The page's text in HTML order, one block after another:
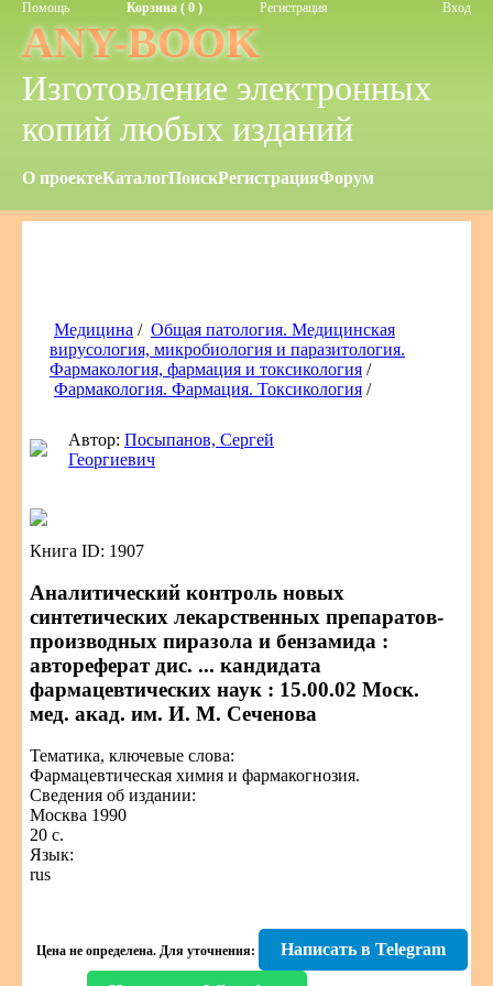
Помощь Корзина ( 0 ) Регистрация Вход
ANY-BOOK
Изготовление электронных
копий любых изданий
О проектеКаталогПоискРегистрацияФорум
Медицина / Общая патология. Медицинская
вирусология, микробиология и паразитология.
Фармакология, фармация и токсикология /
Фармакология. Фармация. Токсикология /
Автор: Посыпанов, Сергей
Георгиевич
Книга ID: 1907
Аналитический контроль новых
синтетических лекарственных препаратов-
производных пиразола и бензамида :
автореферат дис. ... кандидата
фармацевтических наук : 15.00.02 Моск.
мед. акад. им. И. М. Сеченова
Тематика, ключевые слова:
Фармацевтическая химия и фармакогнозия.
Сведения об издании:
Москва 1990
20 с.
Язык:
rus
Цена не определена. Для уточнения: Написать в Telegram